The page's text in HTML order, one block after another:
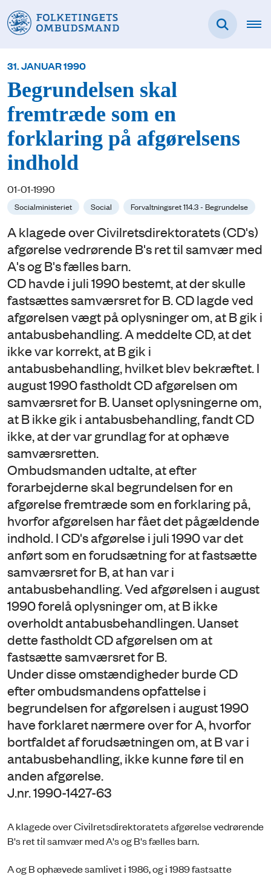
31. JANUAR 1990
Begrundelsen skal
fremtræde som en
forklaring på afgørelsens
indhold
01-01-1990
Socialministeriet Social Forvaltningsret 114.3 - Begrundelse
A klagede over Civilretsdirektoratets (CD's)
afgørelse vedrørende B's ret til samvær med
A's og B's fælles barn.
CD havde i juli 1990 bestemt, at der skulle
fastsættes samværsret for B. CD lagde ved
afgørelsen vægt på oplysninger om, at B gik i
antabusbehandling. A meddelte CD, at det
ikke var korrekt, at B gik i
antabusbehandling, hvilket blev bekræftet. I
august 1990 fastholdt CD afgørelsen om
samværsret for B. Uanset oplysningerne om,
at B ikke gik i antabusbehandling, fandt CD
ikke, at der var grundlag for at ophæve
samværsretten.
Ombudsmanden udtalte, at efter
forarbejderne skal begrundelsen for en
afgørelse fremtræde som en forklaring på,
hvorfor afgørelsen har fået det pågældende
indhold. I CD's afgørelse i juli 1990 var det
anført som en forudsætning for at fastsætte
samværsret for B, at han var i
antabusbehandling. Ved afgørelsen i august
1990 forelå oplysninger om, at B ikke
overholdt antabusbehandlingen. Uanset
dette fastholdt CD afgørelsen om at
fastsætte samværsret for B.
Under disse omstændigheder burde CD
efter ombudsmandens opfattelse i
begrundelsen for afgørelsen i august 1990
have forklaret nærmere over for A, hvorfor
bortfaldet af forudsætningen om, at B var i
antabusbehandling, ikke kunne føre til en
anden afgørelse.
J.nr. 1990-1427-63
A klagede over Civilretsdirektoratets afgørelse vedrørende
B's ret til samvær med A's og B's fælles barn.
A og B ophævede samlivet i 1986, og i 1989 fastsatte